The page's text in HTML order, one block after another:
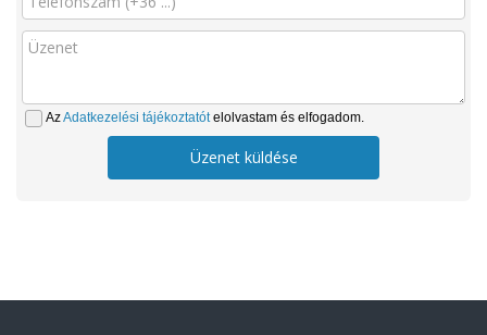
AzAdatkezelési tájékoztatótelolvastam és elfogadom.
Üzenet küldése